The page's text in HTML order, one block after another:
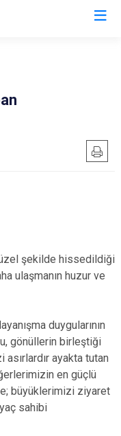
şekilde hissedildiği
ulaşmanın huzur ve
duygularının
gönüllerin birleştiği
ayakta tutan
en güçlü
büyüklerimizi ziyaret
sahibi